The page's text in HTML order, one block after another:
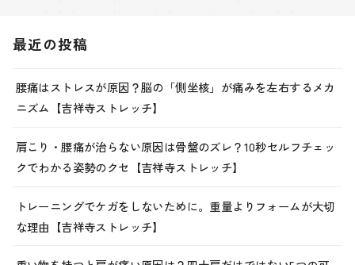
最近の投稿
腰痛はストレスが原因？脳の「側坐核」が痛みを左右するメカ
ニズム【吉祥寺ストレッチ】
肩こり・腰痛が治らない原因は骨盤のズレ？10秒セルフチェッ
クでわかる姿勢のクセ【吉祥寺ストレッチ】
トレーニングでケガをしないために。重量よりフォームが大切
な理由【吉祥寺ストレッチ】